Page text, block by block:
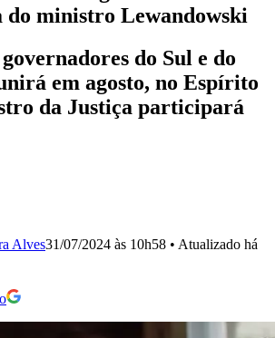
do ministro Lewandowski
do Sul e do
em agosto, no Espírito
da Justiça participará
Alves31/07/2024 às 10h58 • Atualizado há